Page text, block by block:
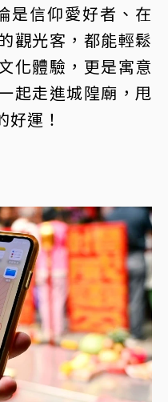
是信仰愛好者、在
觀光客，都能輕鬆
化體驗，更是寓意
起走進城隍廟，甩
運！